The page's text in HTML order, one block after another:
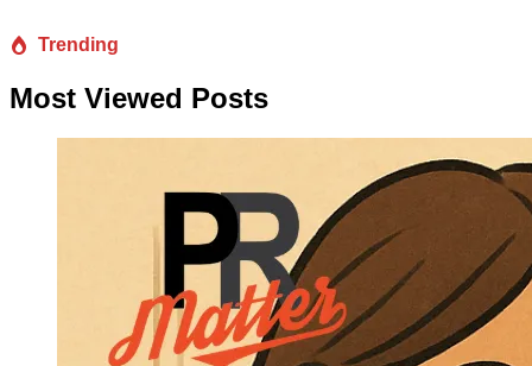
Trending
Most Viewed Posts